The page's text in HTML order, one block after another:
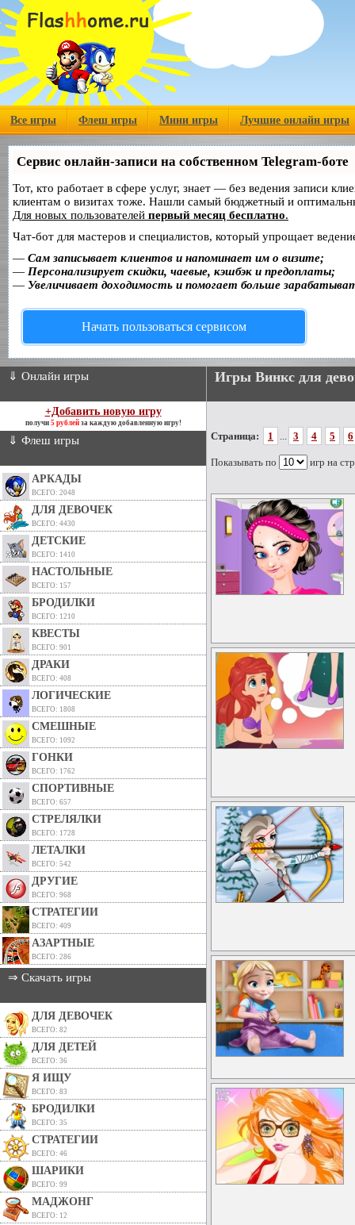
Все игры Флеш игры Мини игры Лучшие онлайн игры
Сервис онлайн-записи на собственном Telegram-боте
Тот, кто работает в сфере услуг, знает — без ведения записи
клиентам о визитах тоже. Нашли самый бюджетный и
Для новых пользователей первый месяц бесплатно.
Чат-бот для мастеров и специалистов, который упрощает
— Сам записывает клиентов и напоминает им о визите;
— Персонализирует скидки, чаевые, кэшбэк и предоплаты;
— Увеличивает доходимость и помогает больше
Начать пользоваться сервисом
⇓ Онлайн игры
+Добавить новую игру
получи 5 рублейза каждую добавленную игру!
⇓ Флеш игры
АРКАДЫ
ВСЕГО: 2048
ДЛЯ ДЕВОЧЕК
ВСЕГО: 4430
ДЕТСКИЕ
ВСЕГО: 1410
НАСТОЛЬНЫЕ
ВСЕГО: 157
БРОДИЛКИ
ВСЕГО: 1210
КВЕСТЫ
ВСЕГО: 901
ДРАКИ
ВСЕГО: 408
ЛОГИЧЕСКИЕ
ВСЕГО: 1808
СМЕШНЫЕ
ВСЕГО: 1092
ГОНКИ
ВСЕГО: 1762
СПОРТИВНЫЕ
ВСЕГО: 657
СТРЕЛЯЛКИ
ВСЕГО: 1728
ЛЕТАЛКИ
ВСЕГО: 542
ДРУГИЕ
ВСЕГО: 968
СТРАТЕГИИ
ВСЕГО: 409
АЗАРТНЫЕ
ВСЕГО: 286
⇒ Скачать игры
ДЛЯ ДЕВОЧЕК
ВСЕГО: 82
ДЛЯ ДЕТЕЙ
ВСЕГО: 36
Я ИЩУ
ВСЕГО: 83
БРОДИЛКИ
ВСЕГО: 35
СТРАТЕГИИ
ВСЕГО: 46
ШАРИКИ
ВСЕГО: 99
МАДЖОНГ
ВСЕГО: 12
Игры Винкс для
Страница: 1 ... 3 4 5 6
Показывать по игр на